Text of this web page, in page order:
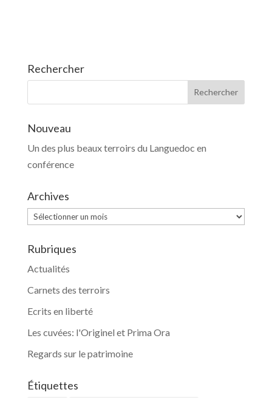
Rechercher
Nouveau
Un des plus beaux terroirs du Languedoc en
conférence
Archives
Archives
Rubriques
Actualités
Carnets des terroirs
Ecrits en liberté
Les cuvées: l'Originel et Prima Ora
Regards sur le patrimoine
Étiquettes